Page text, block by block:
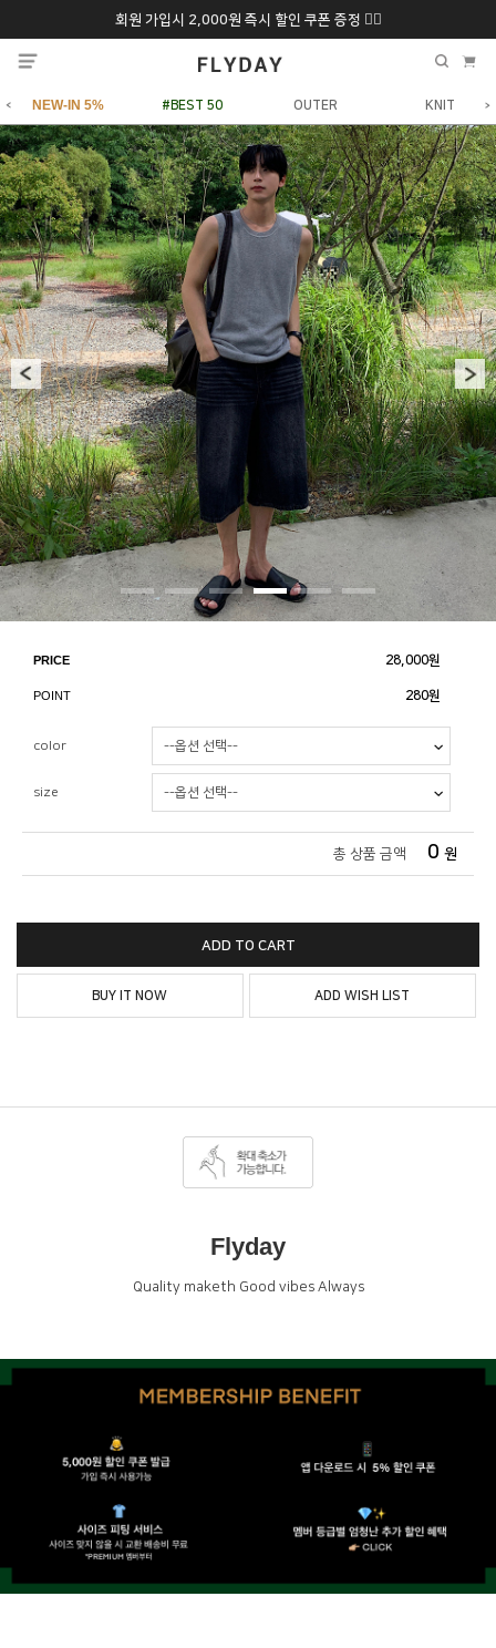
회원 가입시 2,000원 즉시 할인 쿠폰 증정 ❤️‍🔥
추석 특별 할인 10~20% 9/6 화 ~ 9/12월
NEW-IN 5% #BEST 50 OUTER KNIT
PRICE 28,000원
POINT 280원
color
size
총 상품 금액 0 원
ADD TO CART
BUY IT NOW ADD WISH LIST
Flyday
Quality maketh Good vibes Always